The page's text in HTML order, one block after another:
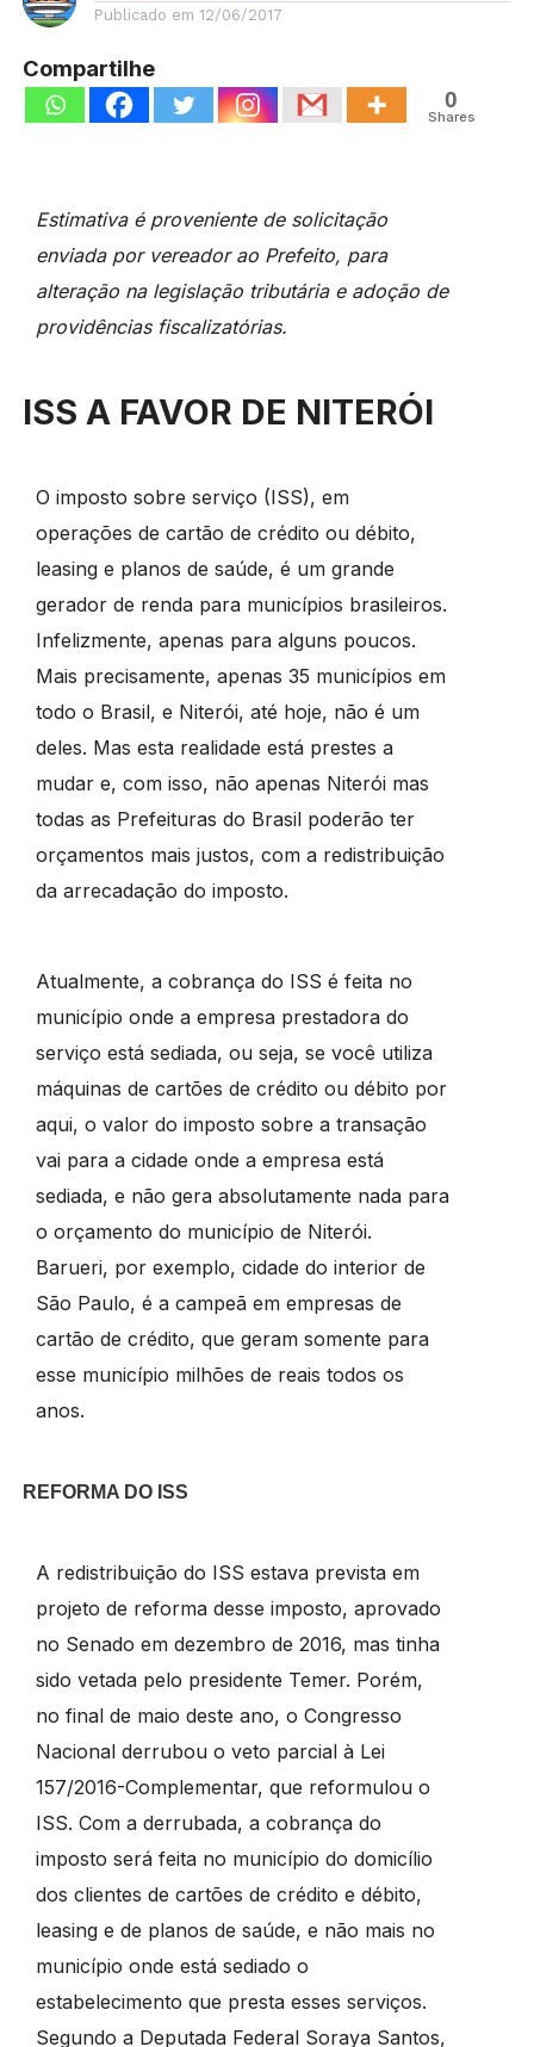
Publicado em 12/06/2017
Compartilhe
0
Shares
Estimativa é proveniente de solicitação
enviada por vereador ao Prefeito, para
alteração na legislação tributária e adoção de
providências fiscalizatórias.
ISS A FAVOR DE NITERÓI
O imposto sobre serviço (ISS), em
operações de cartão de crédito ou débito,
leasing e planos de saúde, é um grande
gerador de renda para municípios brasileiros.
Infelizmente, apenas para alguns poucos.
Mais precisamente, apenas 35 municípios em
todo o Brasil, e Niterói, até hoje, não é um
deles. Mas esta realidade está prestes a
mudar e, com isso, não apenas Niterói mas
todas as Prefeituras do Brasil poderão ter
orçamentos mais justos, com a redistribuição
da arrecadação do imposto.
Atualmente, a cobrança do ISS é feita no
município onde a empresa prestadora do
serviço está sediada, ou seja, se você utiliza
máquinas de cartões de crédito ou débito por
aqui, o valor do imposto sobre a transação
vai para a cidade onde a empresa está
sediada, e não gera absolutamente nada para
o orçamento do município de Niterói.
Barueri, por exemplo, cidade do interior de
São Paulo, é a campeã em empresas de
cartão de crédito, que geram somente para
esse município milhões de reais todos os
anos.
REFORMA DO ISS
A redistribuição do ISS estava prevista em
projeto de reforma desse imposto, aprovado
no Senado em dezembro de 2016, mas tinha
sido vetada pelo presidente Temer. Porém,
no final de maio deste ano, o Congresso
Nacional derrubou o veto parcial à Lei
157/2016-Complementar, que reformulou o
ISS. Com a derrubada, a cobrança do
imposto será feita no município do domicílio
dos clientes de cartões de crédito e débito,
leasing e de planos de saúde, e não mais no
município onde está sediado o
estabelecimento que presta esses serviços.
Segundo a Deputada Federal Soraya Santos,